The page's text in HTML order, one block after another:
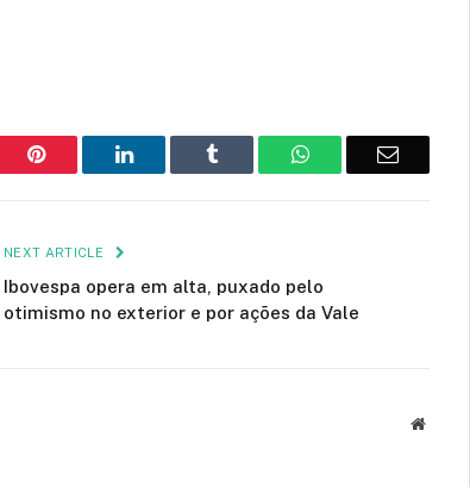
Pinterest LinkedIn Tumblr WhatsAppEmail
NEXT ARTICLE
Ibovespa opera em alta, puxado pelo
otimismo no exterior e por ações da Vale
Website